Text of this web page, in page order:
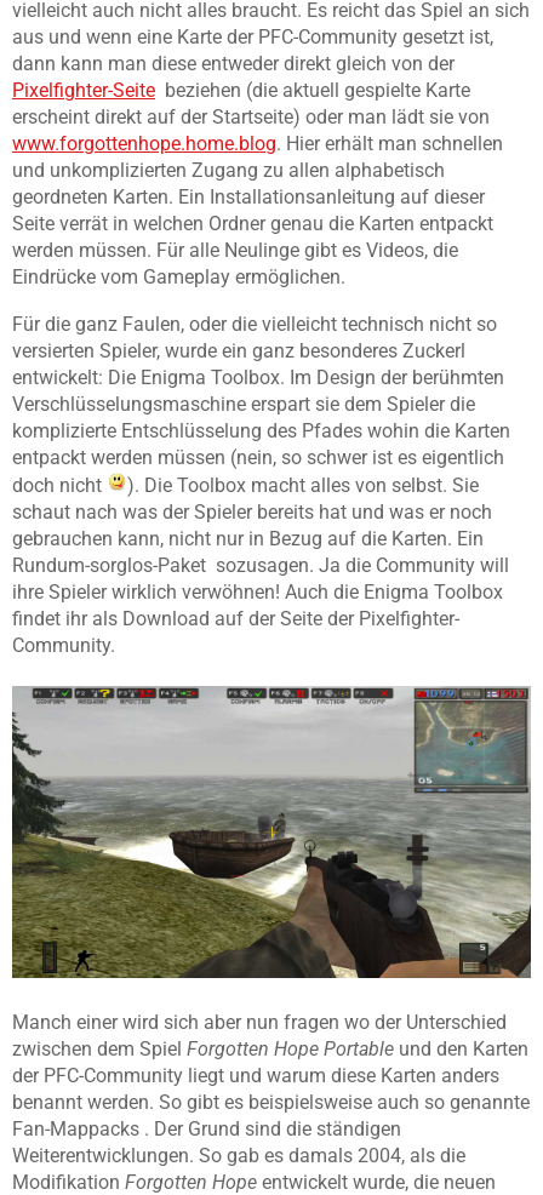
vielleicht auch nicht alles braucht. Es reicht das Spiel an sich
aus und wenn eine Karte der PFC-Community gesetzt ist,
dann kann man diese entweder direkt gleich von der
Pixelfighter-Seite beziehen (die aktuell gespielte Karte
erscheint direkt auf der Startseite) oder man lädt sie von
www.forgottenhope.home.blog. Hier erhält man schnellen
und unkomplizierten Zugang zu allen alphabetisch
geordneten Karten. Ein Installationsanleitung auf dieser
Seite verrät in welchen Ordner genau die Karten entpackt
werden müssen. Für alle Neulinge gibt es Videos, die
Eindrücke vom Gameplay ermöglichen.
Für die ganz Faulen, oder die vielleicht technisch nicht so
versierten Spieler, wurde ein ganz besonderes Zuckerl
entwickelt: Die Enigma Toolbox. Im Design der berühmten
Verschlüsselungsmaschine erspart sie dem Spieler die
komplizierte Entschlüsselung des Pfades wohin die Karten
entpackt werden müssen (nein, so schwer ist es eigentlich
doch nicht
). Die Toolbox macht alles von selbst. Sie
schaut nach was der Spieler bereits hat und was er noch
gebrauchen kann, nicht nur in Bezug auf die Karten. Ein
Rundum-sorglos-Paket sozusagen. Ja die Community will
ihre Spieler wirklich verwöhnen! Auch die Enigma Toolbox
findet ihr als Download auf der Seite der Pixelfighter-
Community.
Manch einer wird sich aber nun fragen wo der Unterschied
zwischen dem Spiel Forgotten Hope Portable und den Karten
der PFC-Community liegt und warum diese Karten anders
benannt werden. So gibt es beispielsweise auch so genannte
Fan-Mappacks . Der Grund sind die ständigen
Weiterentwicklungen. So gab es damals 2004, als die
Modifikation Forgotten Hope entwickelt wurde, die neuen